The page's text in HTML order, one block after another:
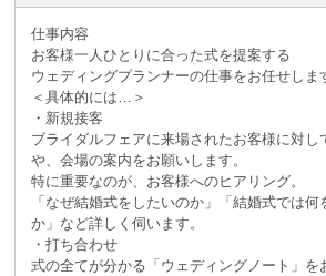
仕事内容
お客様一人ひとりに合った式を提案する
ウェディングプランナーの仕事をお任せしま
＜具体的には…＞
・新規接客
ブライダルフェアに来場されたお客様に対し
や、会場の案内をお願いします。
特に重要なのが、お客様へのヒアリング。
「なぜ結婚式をしたいのか」「結婚式では
か」など詳しく伺います。
・打ち合わせ
式の全てが分かる「ウェディングノート」を